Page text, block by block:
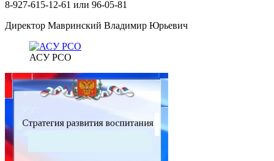
8-927-615-12-61 или 96-05-81
Директор Мавринский Владимир Юрьевич
АСУ РСО